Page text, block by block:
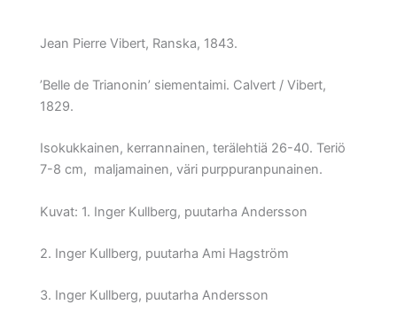
Jean Pierre Vibert, Ranska, 1843.
’Belle de Trianonin’ siementaimi. Calvert / Vibert,
1829.
Isokukkainen, kerrannainen, terälehtiä 26-40. Teriö
7-8 cm, maljamainen, väri purppuranpunainen.
Kuvat: 1. Inger Kullberg, puutarha Andersson
2. Inger Kullberg, puutarha Ami Hagström
3. Inger Kullberg, puutarha Andersson